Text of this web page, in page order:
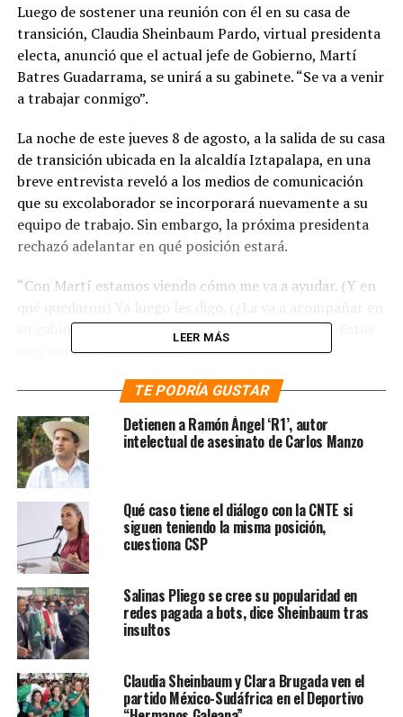
Luego de sostener una reunión con él en su casa de
transición, Claudia Sheinbaum Pardo, virtual presidenta
electa, anunció que el actual jefe de Gobierno, Martí
Batres Guadarrama, se unirá a su gabinete. “Se va a venir
a trabajar conmigo”.
La noche de este jueves 8 de agosto, a la salida de su casa
de transición ubicada en la alcaldía Iztapalapa, en una
breve entrevista reveló a los medios de comunicación
que su excolaborador se incorporará nuevamente a su
equipo de trabajo. Sin embargo, la próxima presidenta
rechazó adelantar en qué posición estará.
“Con Martí estamos viendo cómo me va a ayudar. (Y en
su gabinete?) Sí, se va a venir a trabajar conmigo. Estoy
muy contenta”, subrayó.
Te puede interesar:Sheinbaum
nombra a Leticia Ramírez como
gubernamentales y
participación social
Por otro lado, Claudia Sheinbaum informó que la
próxima semana dará a conocer a otros integrantes de
su gabinete ampliado de forma diaria porque ya no le
quedarán muchos “jueves de gabinete” antes de que
tome posesión como la primera mujer presidenta.
Recordemos que ya anunció a 18 de los 20 Secretarios de
LEER MÁS
TE PODRÍA GUSTAR
Detienen a Ramón Ángel ‘R1’, autor
intelectual de asesinato de Carlos Manzo
Qué caso tiene el diálogo con la CNTE si
siguen teniendo la misma posición,
cuestiona CSP
Salinas Pliego se cree su popularidad en
redes pagada a bots, dice Sheinbaum tras
insultos
Claudia Sheinbaum y Clara Brugada ven el
partido México-Sudáfrica en el Deportivo